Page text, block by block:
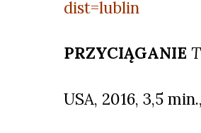
dist=lublin
PRZYCIĄGANIE
USA, 2016, 3,5